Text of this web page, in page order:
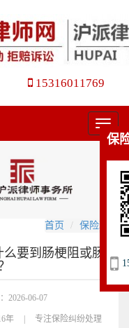
15316011769
菜
单
首页 保险理赔
要到肠梗阻或肠
2026-06-07
年 | 专注保险纠纷处理
保